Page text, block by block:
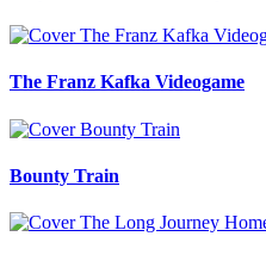
The Franz Kafka Videogame
Bounty Train